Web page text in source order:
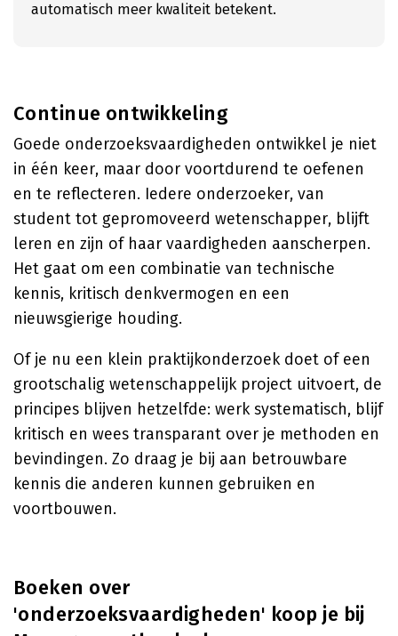
automatisch meer kwaliteit betekent.
Continue ontwikkeling
Goede onderzoeksvaardigheden ontwikkel je niet
in één keer, maar door voortdurend te oefenen
en te reflecteren. Iedere onderzoeker, van
student tot gepromoveerd wetenschapper, blijft
leren en zijn of haar vaardigheden aanscherpen.
Het gaat om een combinatie van technische
kennis, kritisch denkvermogen en een
nieuwsgierige houding.
Of je nu een klein praktijkonderzoek doet of een
grootschalig wetenschappelijk project uitvoert, de
principes blijven hetzelfde: werk systematisch, blijf
kritisch en wees transparant over je methoden en
bevindingen. Zo draag je bij aan betrouwbare
kennis die anderen kunnen gebruiken en
voortbouwen.
Boeken over
'onderzoeksvaardigheden' koop je bij